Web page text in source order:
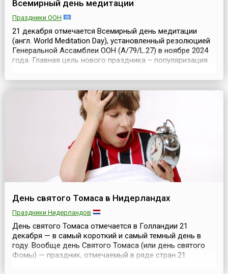
Всемирный день медитации
Праздники ООН
21 декабря отмечается Всемирный день медитации
(англ. World Meditation Day), установленный резолюцией
Генеральной Ассамблеи ООН (A/79/L.27) в ноябре 2024
года. Главная цель нового праздника – популяризация
физического и психического здоровья людей, а также в
развитии способности осознанного восприятия
окружающего мира.Медитация – это древняя практик...
День святого Томаса в Нидерландах
Праздники Нидерландов
День святого Томаса отмечается в Голландии 21
декабря — в самый короткий и самый темный день в
году. Вообще день Святого Томаса (или день святого
Фомы) — праздник, отмечаемый в ряде стран 21